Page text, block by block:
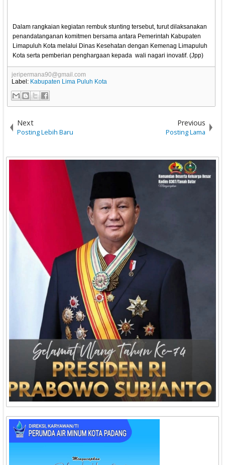
Dalam rangkaian kegiatan rembuk stunting tersebut, turut dilaksanakan
penandatanganan komitmen bersama antara Pemerintah Kabupaten
Limapuluh Kota melalui Dinas Kesehatan dengan Kemenag Limapuluh
Kota serta pemberian penghargaan kepada wali nagari inovatif. (Jpp)
jeripermana90@gmail.com
Label: Kabupaten Lima Puluh Kota
Next
Posting Lebih Baru
Previous
Posting Lama